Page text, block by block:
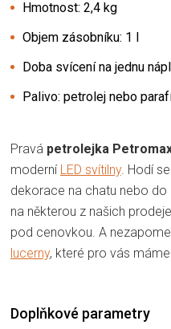
Hmotnost: 2,4 kg
Objem zásobníku: 1 l
Doba svícení na jednu
Palivo: petrolej nebo
Pravá petrolejka
moderní LED svítilny. Hodí
dekorace na chatu nebo do
na některou z našich
pod cenovkou. A
lucerny, které pro vás
Doplňkové parametry